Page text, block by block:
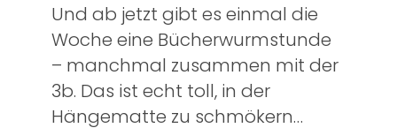
Und ab jetzt gibt es einmal die
Woche eine Bücherwurmstunde
– manchmal zusammen mit der
3b. Das ist echt toll, in der
Hängematte zu schmökern…